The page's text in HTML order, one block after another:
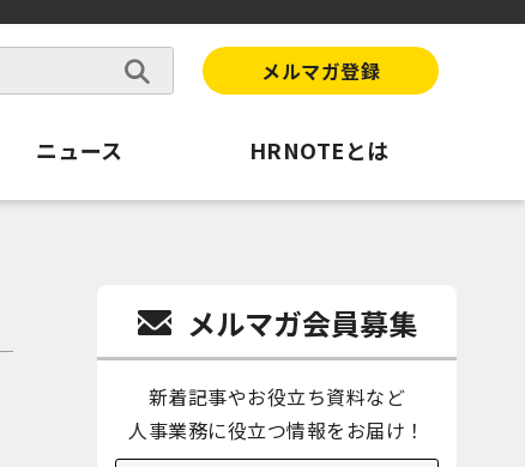
メルマガ登録
ニュース HRNOTEとは
メルマガ会員募集
新着記事やお役立ち資料など
人事業務に役立つ情報をお届け！